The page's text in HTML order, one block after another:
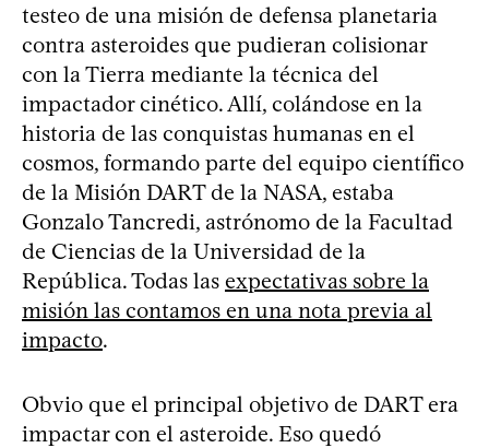
testeo de una misión de defensa planetaria
contra asteroides que pudieran colisionar
con la Tierra mediante la técnica del
impactador cinético. Allí, colándose en la
historia de las conquistas humanas en el
cosmos, formando parte del equipo científico
de la Misión DART de la NASA, estaba
Gonzalo Tancredi, astrónomo de la Facultad
de Ciencias de la Universidad de la
República. Todas las expectativas sobre la
misión las contamos en una nota previa al
impacto.
Obvio que el principal objetivo de DART era
impactar con el asteroide. Eso quedó